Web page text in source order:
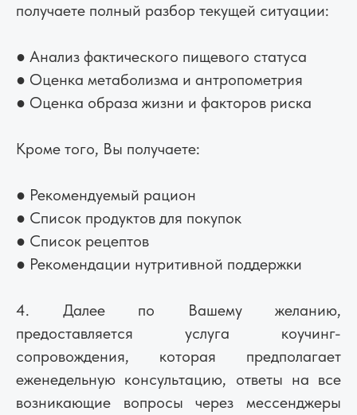
получаете полный разбор текущей ситуации:
● Анализ фактического пищевого статуса
● Оценка метаболизма и антропометрия
● Оценка образа жизни и факторов риска
Кроме того, Вы получаете:
● Рекомендуемый рацион
● Список продуктов для покупок
● Список рецептов
● Рекомендации нутритивной поддержки
4. Далее по Вашему желанию,
предоставляется услуга коучинг-
сопровождения, которая предполагает
еженедельную консультацию, ответы на все
возникающие вопросы через мессенджеры